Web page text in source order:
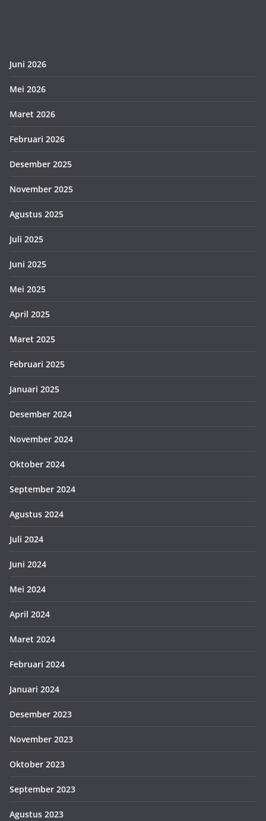
Juni 2026
Mei 2026
Maret 2026
Februari 2026
Desember 2025
November 2025
Agustus 2025
Juli 2025
Juni 2025
Mei 2025
April 2025
Maret 2025
Februari 2025
Januari 2025
Desember 2024
November 2024
Oktober 2024
September 2024
Agustus 2024
Juli 2024
Juni 2024
Mei 2024
April 2024
Maret 2024
Februari 2024
Januari 2024
Desember 2023
November 2023
Oktober 2023
September 2023
Agustus 2023